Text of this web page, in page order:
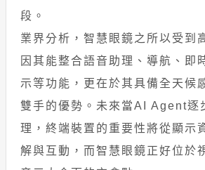
段。
業界分析，智慧眼鏡之所以受到
因其能整合語音助理、導航、即
示等功能，更在於其具備全天候
雙手的優勢。未來當AI Agent逐
理，終端裝置的重要性將從顯示
解與互動，而智慧眼鏡正好位於